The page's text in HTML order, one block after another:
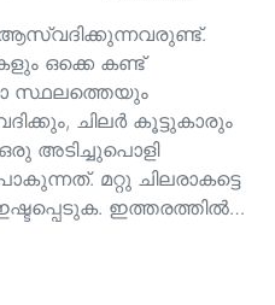
ഒക്കെ കണ്ട്
സ്ഥലത്തെയും
ചിലർ കൂട്ടുകാരും
അടിച്ചുപൊളി
മറ്റു ചിലരാകട്ടെ
ഇത്തരത്തിൽ…